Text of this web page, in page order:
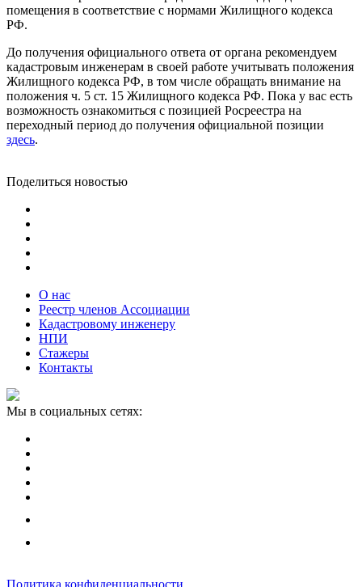
помещения в соответствие с нормами Жилищного кодекса
РФ.
До получения официального ответа от органа рекомендуем
кадастровым инженерам в своей работе учитывать положения
Жилищного кодекса РФ, в том числе обращать внимание на
положения ч. 5 ст. 15 Жилищного кодекса РФ. Пока у вас есть
возможность ознакомиться с позицией Росреестра на
переходный период до получения официальной позиции
здесь.
Поделиться новостью
О нас
Реестр членов Ассоциации
Кадастровому инженеру
НПИ
Стажеры
Контакты
Мы в социальных сетях:
Политика конфиденциальности